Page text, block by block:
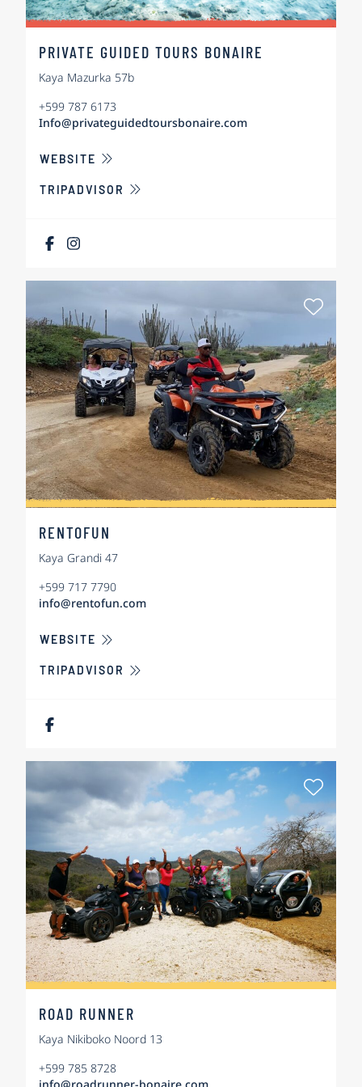
PRIVATE GUIDED TOURS BONAIRE
Kaya Mazurka 57b
+599 787 6173
Info@privateguidedtoursbonaire.com
WEBSITE ÜBER PRIVATE GUIDED TOURS BONAIRE
TRIPADVISOR
Als
RENTOFUN
Kaya Grandi 47
+599 717 7790
info@rentofun.com
WEBSITE ÜBER RENTOFUN
TRIPADVISOR
Als
ROAD RUNNER
Kaya Nikiboko Noord 13
+599 785 8728